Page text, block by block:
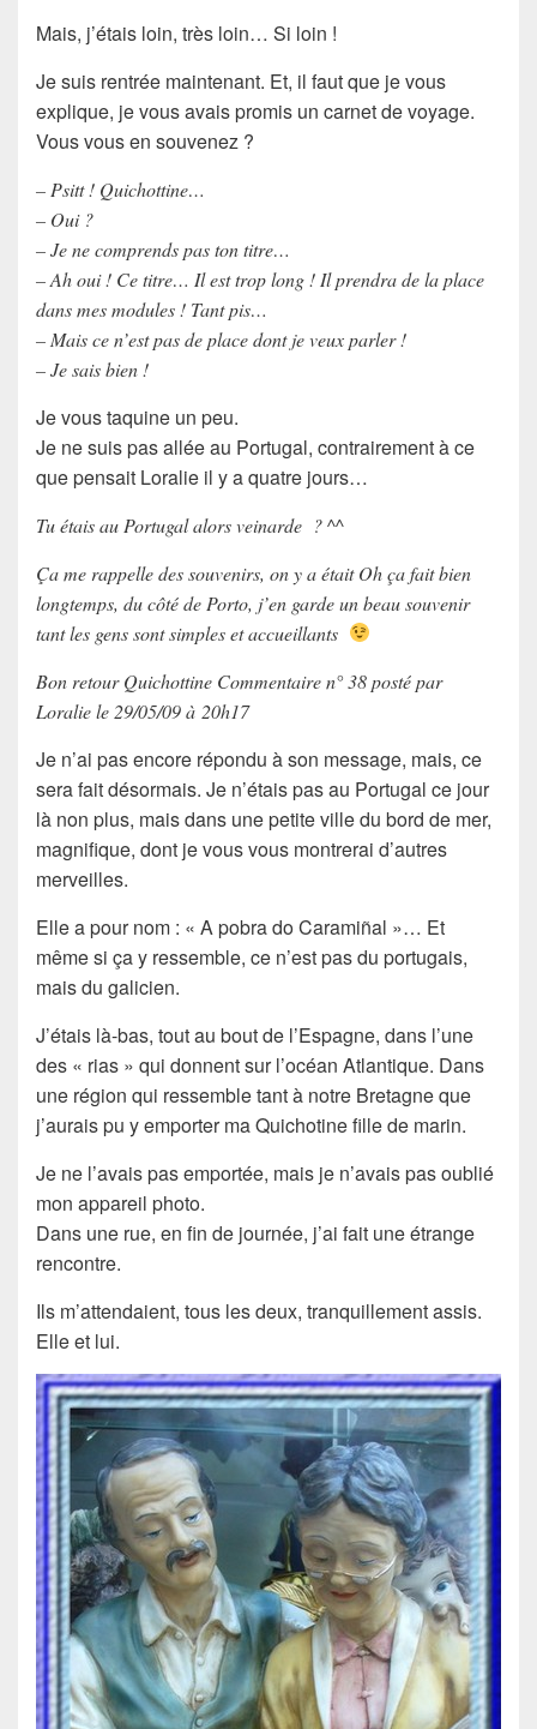
Mais, j’étais loin, très loin… Si loin !
Je suis rentrée maintenant. Et, il faut que je vous
explique, je vous avais promis un carnet de voyage.
Vous vous en souvenez ?
– Psitt ! Quichottine…
– Oui ?
– Je ne comprends pas ton titre…
– Ah oui ! Ce titre… Il est trop long ! Il prendra de la place
dans mes modules ! Tant pis…
– Mais ce n’est pas de place dont je veux parler !
– Je sais bien !
Je vous taquine un peu.
Je ne suis pas allée au Portugal, contrairement à ce
que pensait Loralie il y a quatre jours…
Tu étais au Portugal alors veinarde ? ^^
Ça me rappelle des souvenirs, on y a était Oh ça fait bien
longtemps, du côté de Porto, j’en garde un beau souvenir
tant les gens sont simples et accueillants
Bon retour Quichottine Commentaire n° 38 posté par
Loralie le 29/05/09 à 20h17
Je n’ai pas encore répondu à son message, mais, ce
sera fait désormais. Je n’étais pas au Portugal ce jour
là non plus, mais dans une petite ville du bord de mer,
magnifique, dont je vous vous montrerai d’autres
merveilles.
Elle a pour nom : « A pobra do Caramiñal »… Et
même si ça y ressemble, ce n’est pas du portugais,
mais du galicien.
J’étais là-bas, tout au bout de l’Espagne, dans l’une
des « rias » qui donnent sur l’océan Atlantique. Dans
une région qui ressemble tant à notre Bretagne que
j’aurais pu y emporter ma Quichotine fille de marin.
Je ne l’avais pas emportée, mais je n’avais pas oublié
mon appareil photo.
Dans une rue, en fin de journée, j’ai fait une étrange
rencontre.
Ils m’attendaient, tous les deux, tranquillement assis.
Elle et lui.